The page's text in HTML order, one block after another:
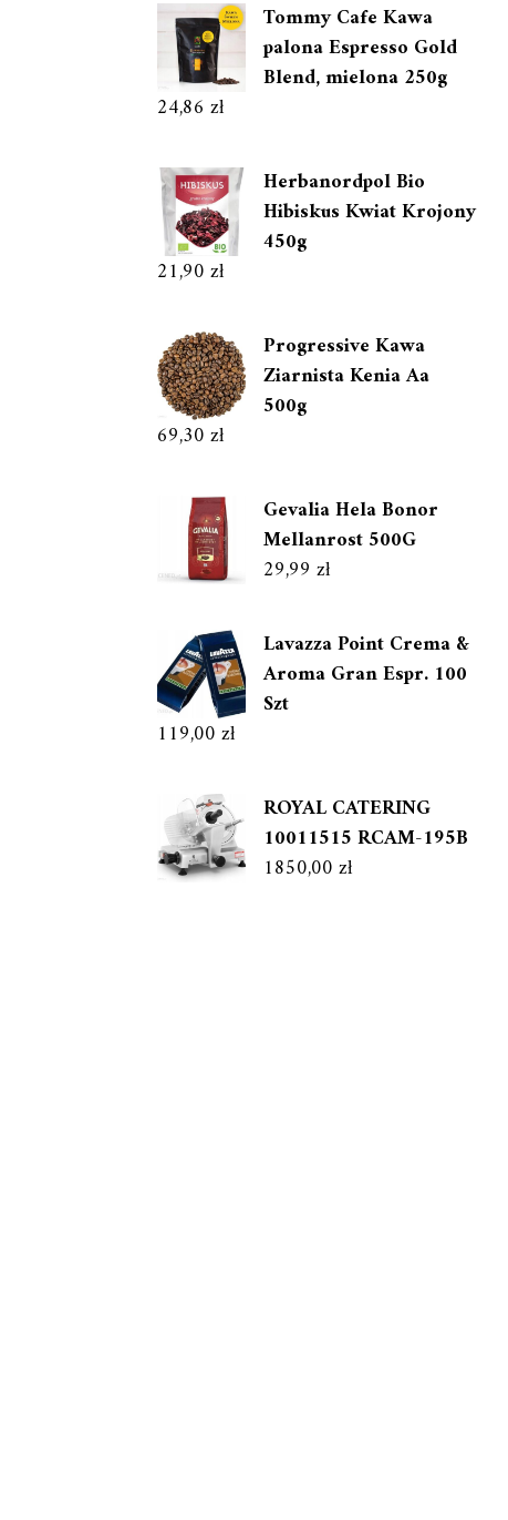
Tommy Cafe Kawa
palona Espresso Gold
Blend, mielona 250g
24,86 zł
Herbanordpol Bio
Hibiskus Kwiat Krojony
450g
21,90zł
Progressive Kawa
Ziarnista Kenia Aa
500g
69,30zł
Gevalia Hela Bonor
Mellanrost 500G
29,99 zł
Lavazza Point Crema &
Aroma Gran Espr. 100
Szt
119,00zł
ROYAL CATERING
10011515 RCAM-195B
1850,00zł